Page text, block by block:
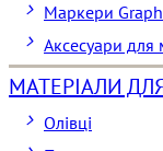
Маркери
Аксесуари для
МАТЕРІАЛИ
Олівці